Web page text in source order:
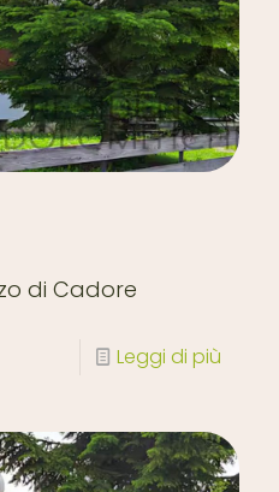
di Cadore
Leggi di più